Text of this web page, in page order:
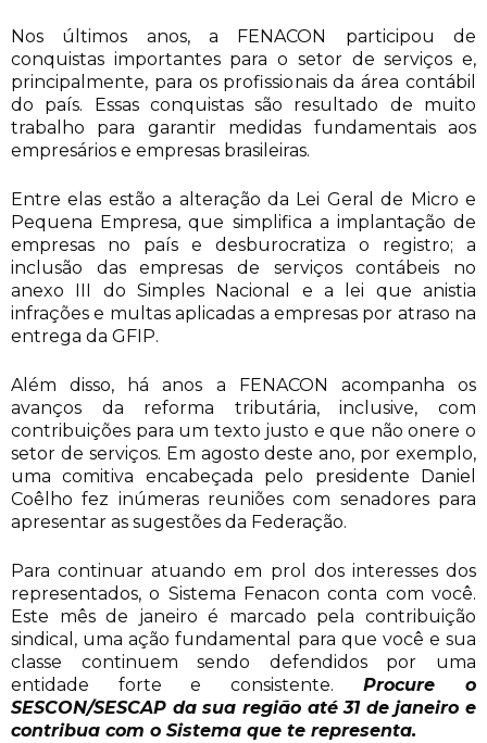
Nos últimos anos, a FENACON participou de
conquistas importantes para o setor de serviços e,
principalmente, para os profissionais da área contábil
do país. Essas conquistas são resultado de muito
trabalho para garantir medidas fundamentais aos
empresários e empresas brasileiras.
Entre elas estão a alteração da Lei Geral de Micro e
Pequena Empresa, que simplifica a implantação de
empresas no país e desburocratiza o registro; a
inclusão das empresas de serviços contábeis no
anexo III do Simples Nacional e a lei que anistia
infrações e multas aplicadas a empresas por atraso na
entrega da GFIP.
Além disso, há anos a FENACON acompanha os
avanços da reforma tributária, inclusive, com
contribuições para um texto justo e que não onere o
setor de serviços. Em agosto deste ano, por exemplo,
uma comitiva encabeçada pelo presidente Daniel
Coêlho fez inúmeras reuniões com senadores para
apresentar as sugestões da Federação.
Para continuar atuando em prol dos interesses dos
representados, o Sistema Fenacon conta com você.
Este mês de janeiro é marcado pela contribuição
sindical, uma ação fundamental para que você e sua
classe continuem sendo defendidos por uma
entidade forte e consistente. Procure o
SESCON/SESCAP da sua região até 31 de janeiro e
contribua com o Sistema que te representa.